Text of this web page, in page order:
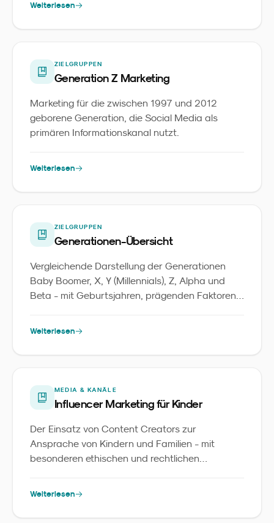
Weiterlesen
ZIELGRUPPEN
Generation Z Marketing
Marketing für die zwischen 1997 und 2012
geborene Generation, die Social Media als
primären Informationskanal nutzt.
Weiterlesen
ZIELGRUPPEN
Generationen-Übersicht
Vergleichende Darstellung der Generationen
Baby Boomer, X, Y (Millennials), Z, Alpha und
Beta - mit Geburtsjahren, prägenden Faktoren
Weiterlesen
MEDIA & KANÄLE
Influencer Marketing für Kinder
Der Einsatz von Content Creators zur
Ansprache von Kindern und Familien - mit
besonderen ethischen und rechtlichen
Weiterlesen